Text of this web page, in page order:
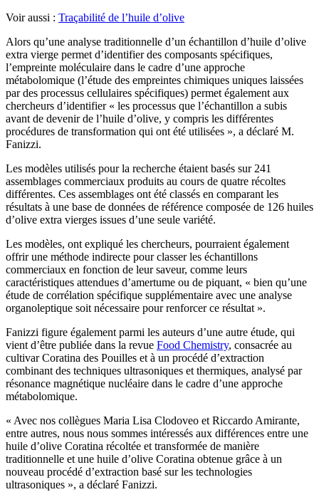
Voir aussi : Traçabilité de l’huile d’olive
Alors qu’une analyse traditionnelle d’un échantillon d’huile d’olive
extra vierge permet d’identifier des composants spécifiques,
l’empreinte moléculaire dans le cadre d’une approche
métabolomique (l’étude des empreintes chimiques uniques laissées
par des processus cellulaires spécifiques) permet également aux
chercheurs d’identifier « les processus que l’échantillon a subis
avant de devenir de l’huile d’olive, y compris les différentes
procédures de transformation qui ont été utilisées », a déclaré M.
Fanizzi.
Les modèles utilisés pour la recherche étaient basés sur 241
assemblages commerciaux produits au cours de quatre récoltes
différentes. Ces assemblages ont été classés en comparant les
résultats à une base de données de référence composée de 126 huiles
d’olive extra vierges issues d’une seule variété.
Les modèles, ont expliqué les chercheurs, pourraient également
offrir une méthode indirecte pour classer les échantillons
commerciaux en fonction de leur saveur, comme leurs
caractéristiques attendues d’amertume ou de piquant, « bien qu’une
étude de corrélation spécifique supplémentaire avec une analyse
organoleptique soit nécessaire pour renforcer ce résultat ».
Fanizzi figure également parmi les auteurs d’une autre étude, qui
vient d’être publiée dans la revue Food Chemistry, consacrée au
cultivar Coratina des Pouilles et à un procédé d’extraction
combinant des techniques ultrasoniques et thermiques, analysé par
résonance magnétique nucléaire dans le cadre d’une approche
métabolomique.
« Avec nos collègues Maria Lisa Clodoveo et Riccardo Amirante,
entre autres, nous nous sommes intéressés aux différences entre une
huile d’olive Coratina récoltée et transformée de manière
traditionnelle et une huile d’olive Coratina obtenue grâce à un
nouveau procédé d’extraction basé sur les technologies
ultrasoniques », a déclaré Fanizzi.